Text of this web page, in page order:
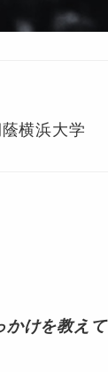
横浜大学
けを教えて